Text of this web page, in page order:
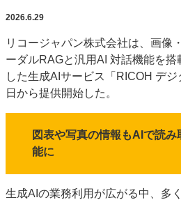
新商品
ポストプレス
市場・統計
人事・移転・異動・訃報
特集記事カテゴリー一覧
JAPAN PACK 2023 特集
案内
2026.6.29
リコージャパン株式会社は、画像
ーダルRAGと汎用AI 対話機能を
した生成AIサービス「RICOH デ
日から提供開始した。
図表や写真の情報もAIで読
能に
生成AIの業務利用が広がる中、多